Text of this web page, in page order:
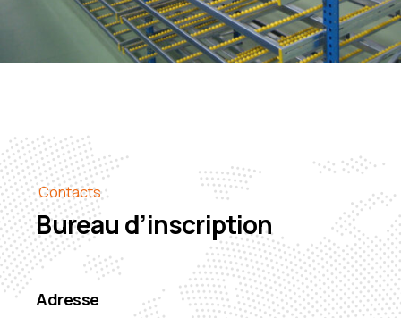
Contacts
Bureau d’inscription
Adresse